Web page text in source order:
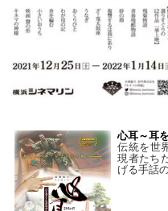
心耳～耳
伝統を世
現者たち
げる手話の